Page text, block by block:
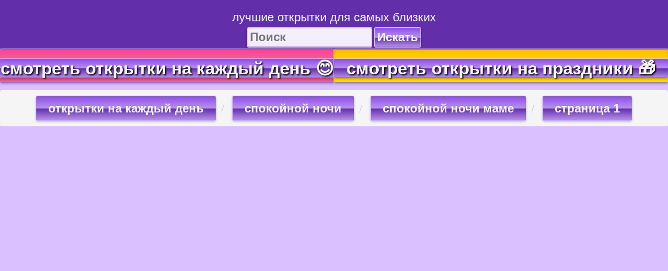
лучшие открытки для самых близких
Искать
смотреть открытки на каждый день 😊 смотреть открытки на праздники 🎁
открытки на каждый день спокойной ночи спокойной ночи маме страница 1